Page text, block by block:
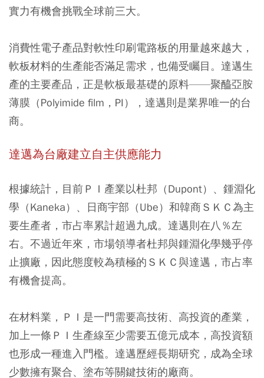
實力有機會挑戰全球前三大。
消費性電子產品對軟性印刷電路板的用量越來越大，
軟板材料的生產能否滿足需求，也備受矚目。達邁生
產的主要產品，正是軟板最基礎的原料——聚醯亞胺
薄膜（Polyimide film，PI），達邁則是業界唯一的台
商。
達邁為台廠建立自主供應能力
根據統計，目前ＰＩ產業以杜邦（Dupont）、鍾淵化
學（Kaneka）、日商宇部（Ube）和韓商ＳＫＣ為主
要生產者，市占率累計超過九成。達邁則在八％左
右。不過近年來，市場領導者杜邦與鍾淵化學幾乎停
止擴廠，因此態度較為積極的ＳＫＣ與達邁，市占率
有機會提高。
在材料業，ＰＩ是一門需要高技術、高投資的產業，
加上一條ＰＩ生產線至少需要五億元成本，高投資額
也形成一種進入門檻。達邁歷經長期研究，成為全球
少數擁有聚合、塗布等關鍵技術的廠商。